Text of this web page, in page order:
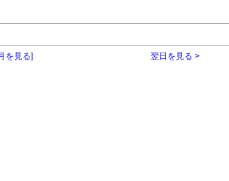
を見る] 翌日を見る >